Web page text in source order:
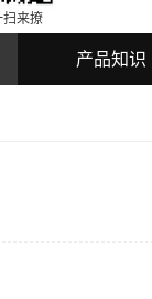
扫来撩
产品知识